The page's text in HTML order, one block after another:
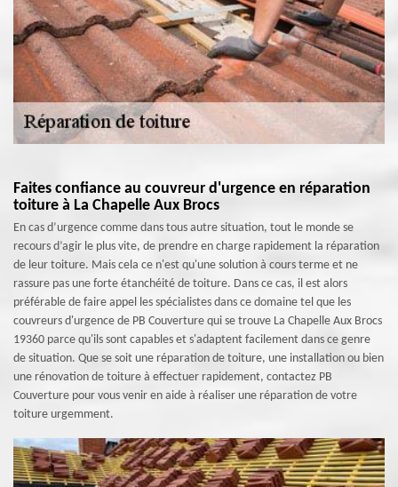
Faites confiance au couvreur d'urgence en réparation
toiture à La Chapelle Aux Brocs
En cas d’urgence comme dans tous autre situation, tout le monde se
recours d’agir le plus vite, de prendre en charge rapidement la réparation
de leur toiture. Mais cela ce n'est qu'une solution à cours terme et ne
rassure pas une forte étanchéité de toiture. Dans ce cas, il est alors
préférable de faire appel les spécialistes dans ce domaine tel que les
couvreurs d'urgence de PB Couverture qui se trouve La Chapelle Aux Brocs
19360 parce qu'ils sont capables et s'adaptent facilement dans ce genre
de situation. Que se soit une réparation de toiture, une installation ou bien
une rénovation de toiture à effectuer rapidement, contactez PB
Couverture pour vous venir en aide à réaliser une réparation de votre
toiture urgemment.